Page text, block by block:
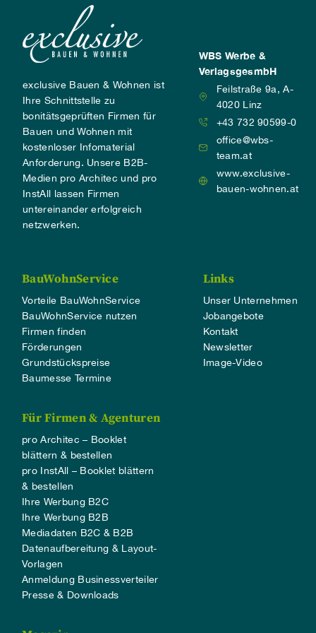
exclusive Bauen & Wohnen ist
Ihre Schnittstelle zu
bonitätsgeprüften Firmen für
Bauen und Wohnen mit
kostenloser Infomaterial
Anforderung. Unsere B2B-
Medien pro Architec und pro
InstAll lassen Firmen
untereinander erfolgreich
netzwerken.
WBS Werbe &
VerlagsgesmbH
Feilstraße 9a, A-
4020 Linz
+43 732 90599-0
office@wbs-
team.at
www.exclusive-
bauen-wohnen.at
BauWohnService
Vorteile BauWohnService
BauWohnService nutzen
Firmen finden
Förderungen
Grundstückspreise
Baumesse Termine
Links
Unser Unternehmen
Jobangebote
Kontakt
Newsletter
Image-Video
Für Firmen & Agenturen
pro Architec – Booklet
blättern & bestellen
pro InstAll – Booklet blättern
& bestellen
Ihre Werbung B2C
Ihre Werbung B2B
Mediadaten B2C & B2B
Datenaufbereitung & Layout-
Vorlagen
Anmeldung Businessverteiler
Presse & Downloads